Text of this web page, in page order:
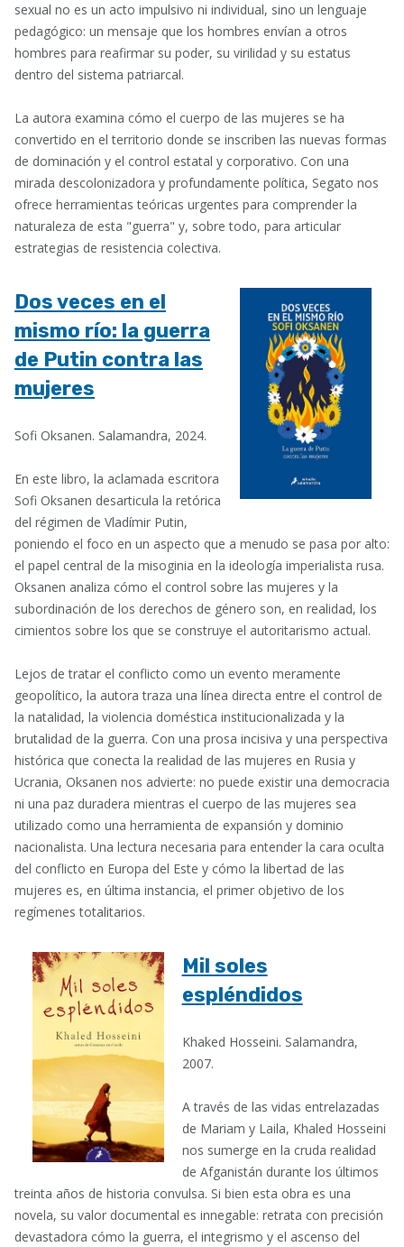
sexual no es un acto impulsivo ni individual, sino un lenguaje
pedagógico: un mensaje que los hombres envían a otros
hombres para reafirmar su poder, su virilidad y su estatus
dentro del sistema patriarcal.
La autora examina cómo el cuerpo de las mujeres se ha
convertido en el territorio donde se inscriben las nuevas formas
de dominación y el control estatal y corporativo. Con una
mirada descolonizadora y profundamente política, Segato nos
ofrece herramientas teóricas urgentes para comprender la
naturaleza de esta "guerra" y, sobre todo, para articular
estrategias de resistencia colectiva.
Dos veces en el
mismo río: la guerra
de Putin contra las
mujeres
Sofi Oksanen. Salamandra, 2024.
En este libro, la aclamada escritora
Sofi Oksanen desarticula la retórica
del régimen de Vladímir Putin,
poniendo el foco en un aspecto que a menudo se pasa por alto:
el papel central de la misoginia en la ideología imperialista rusa.
Oksanen analiza cómo el control sobre las mujeres y la
subordinación de los derechos de género son, en realidad, los
cimientos sobre los que se construye el autoritarismo actual.
Lejos de tratar el conflicto como un evento meramente
geopolítico, la autora traza una línea directa entre el control de
la natalidad, la violencia doméstica institucionalizada y la
brutalidad de la guerra. Con una prosa incisiva y una perspectiva
histórica que conecta la realidad de las mujeres en Rusia y
Ucrania, Oksanen nos advierte: no puede existir una democracia
ni una paz duradera mientras el cuerpo de las mujeres sea
utilizado como una herramienta de expansión y dominio
nacionalista. Una lectura necesaria para entender la cara oculta
del conflicto en Europa del Este y cómo la libertad de las
mujeres es, en última instancia, el primer objetivo de los
regímenes totalitarios.
Mil soles
espléndidos
Khaked Hosseini. Salamandra,
2007.
A través de las vidas entrelazadas
de Mariam y Laila, Khaled Hosseini
nos sumerge en la cruda realidad
de Afganistán durante los últimos
treinta años de historia convulsa. Si bien esta obra es una
novela, su valor documental es innegable: retrata con precisión
devastadora cómo la guerra, el integrismo y el ascenso del